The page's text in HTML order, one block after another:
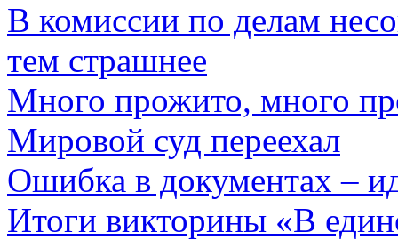
В комиссии по делам
тем страшнее
Много прожито, много
Мировой суд переехал
Ошибка в документах –
Итоги викторины «В